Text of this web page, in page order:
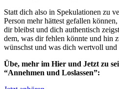
Statt dich also in Spekulationen zu
Person mehr hättest gefallen
dir bleibst und dich authentisch
dem, was dir fehlen könnte und hin
wünschst und was dich wertvoll und
Übe, mehr im Hier und Jetzt zu
“Annehmen und Loslassen”: